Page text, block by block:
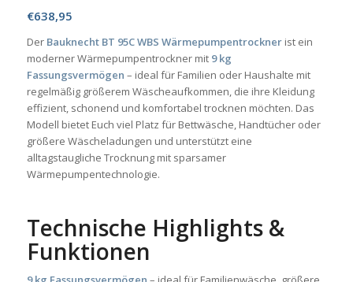
€638,95
Der Bauknecht BT 95C WBS Wärmepumpentrocknerist ein
moderner Wärmepumpentrockner mit 9 kg
Fassungsvermögen – ideal für Familien oder Haushalte mit
regelmäßig größerem Wäscheaufkommen, die ihre Kleidung
effizient, schonend und komfortabel trocknen möchten. Das
Modell bietet Euch viel Platz für Bettwäsche, Handtücher oder
größere Wäscheladungen und unterstützt eine
alltagstaugliche Trocknung mit sparsamer
Wärmepumpentechnologie.
Technische Highlights &
Funktionen